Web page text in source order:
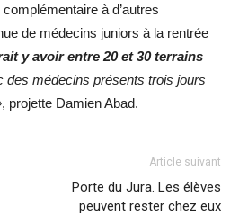
à d’autres
de médecins juniors à la rentrée
y avoir entre 20 et 30 terrains
des médecins présents trois jours
, projette Damien Abad.
Article suivant
Porte du Jura. Les élèves
peuvent rester chez eux